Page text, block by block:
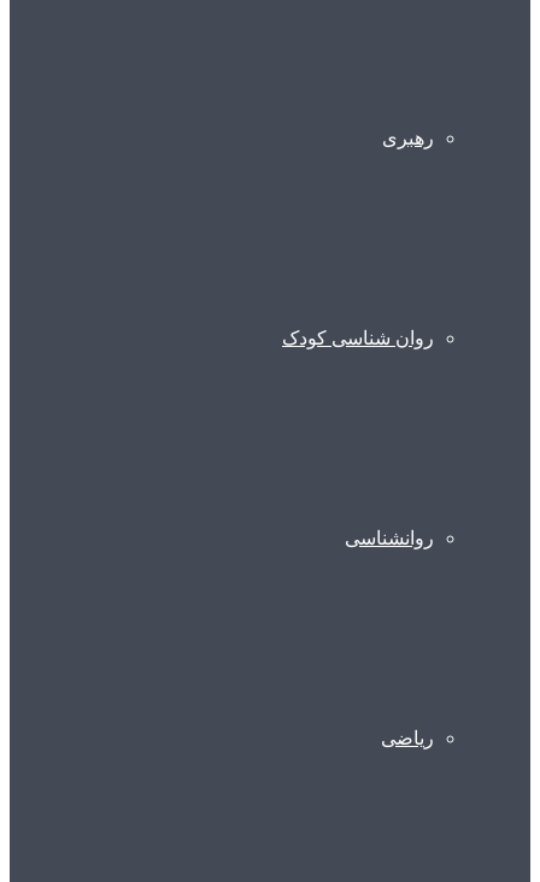
رهبری
روان شناسی کودک
روانشناسی
ریاضی